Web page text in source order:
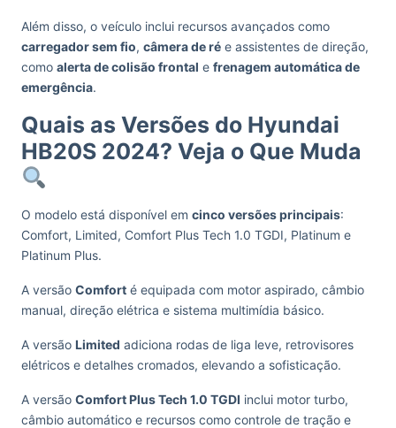
Além disso, o veículo inclui recursos avançados como
carregador sem fio, câmera de ré e assistentes de direção,
como alerta de colisão frontal e frenagem automática de
emergência.
Quais as Versões do Hyundai
HB20S 2024? Veja o Que Muda
O modelo está disponível em cinco versões principais:
Comfort, Limited, Comfort Plus Tech 1.0 TGDI, Platinum e
Platinum Plus.
A versão Comfort é equipada com motor aspirado, câmbio
manual, direção elétrica e sistema multimídia básico.
A versão Limited adiciona rodas de liga leve, retrovisores
elétricos e detalhes cromados, elevando a sofisticação.
A versão Comfort Plus Tech 1.0 TGDI inclui motor turbo,
câmbio automático e recursos como controle de tração e